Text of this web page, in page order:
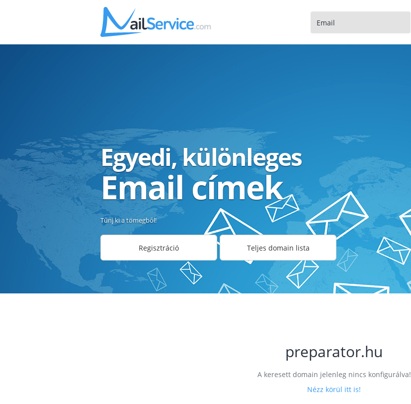
Egyedi, különleges
Email címek
Tűnj ki a tömegből!
Regisztráció Teljes domain lista
preparator.hu
A keresett domain jelenleg nincs konfigurálva!
Nézz körül itt is!